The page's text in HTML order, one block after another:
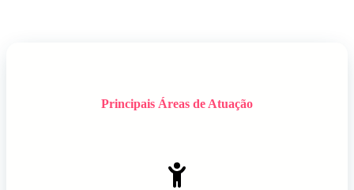
Principais Áreas de Atuação